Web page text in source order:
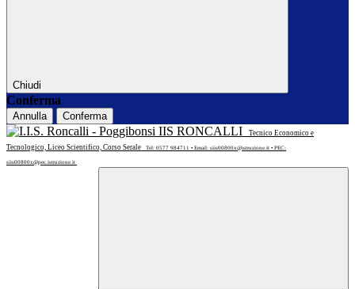
Chiudi
Conferma
Annulla Conferma
IIS RONCALLI
Tecnico Economico e
Tecnologico, Liceo Scientifico, Corso Serale
Tel: 0577 984711 • Email: siis00800x@istruzione.it • PEC:
siis00800x@pec.istruzione.it